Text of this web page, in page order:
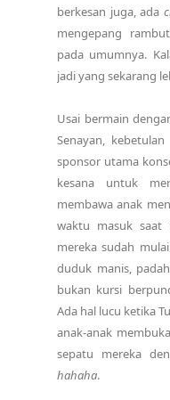
berkesan juga, ada
mengepang
pada umumnya.
jadi yang sekarang
Usai bermain
Senayan,
sponsor utama
kesana untuk
membawa anak
waktu masuk saat
mereka sudah
duduk manis,
bukan kursi
Ada hal lucu ketika
anak-anak
sepatu mereka
hahaha.